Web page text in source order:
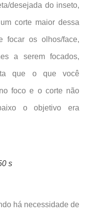
desejada do inseto,
corte maior dessa
focar os olhos/face,
a serem focados,
que o que você
foco e o corte não
o objetivo era
s
há necessidade de